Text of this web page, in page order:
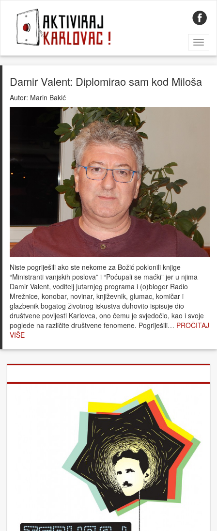
Damir Valent: Diplomirao sam kod Miloša
Autor: Marin Bakić
Niste pogriješili ako ste nekome za Božić poklonili knjige
“Ministranti vanjskih poslova” i “Poćupali se maćki” jer u njima
Damir Valent, voditelj jutarnjeg programa i (o)bloger Radio
Mrežnice, konobar, novinar, književnik, glumac, komičar i
glazbenik bogatog životnog iskustva duhovito ispisuje dio
društvene povijesti Karlovca, ono čemu je svjedočio, kao i svoje
poglede na različite društvene fenomene. Pogriješili… PROČITAJ
VIŠE